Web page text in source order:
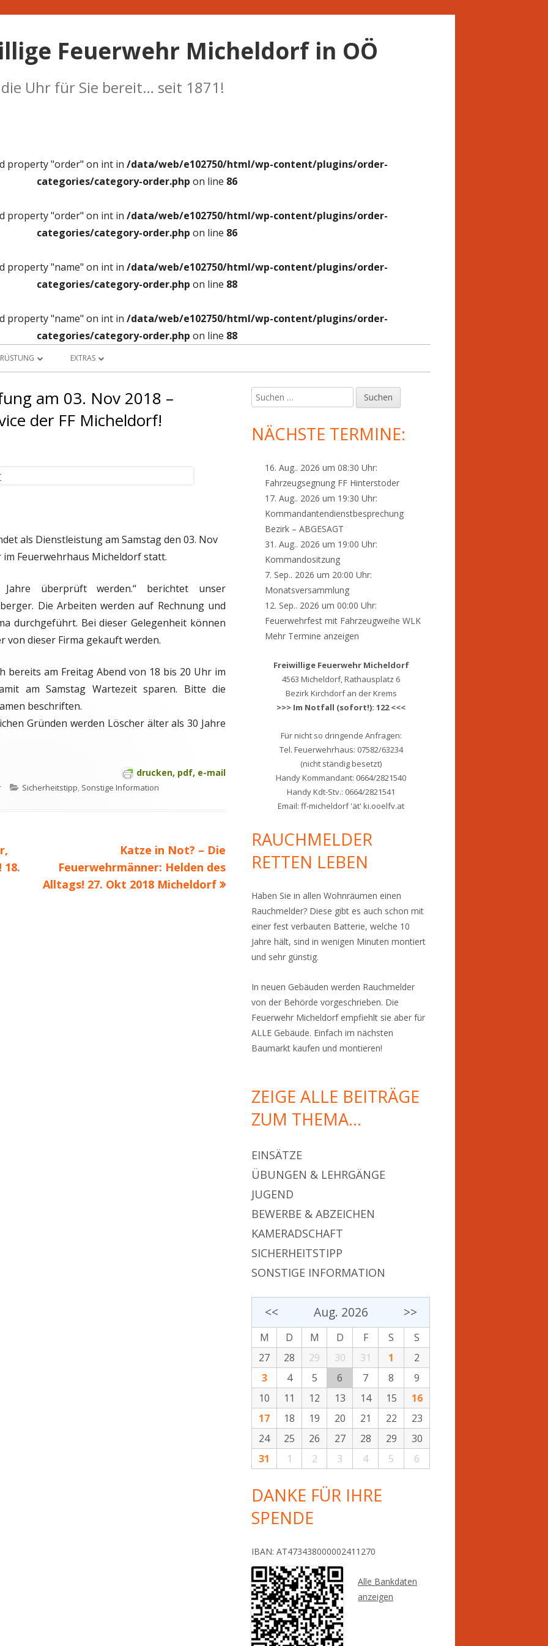
Feuerwehr Micheldorf in OÖ
Uhr für Sie bereit… seit 1871!
property "order" on int in /data/web/e102750/html/wp-content/plugins/order-
categories/category-order.php on line 86
property "order" on int in /data/web/e102750/html/wp-content/plugins/order-
categories/category-order.php on line 86
property "name" on int in /data/web/e102750/html/wp-content/plugins/order-
categories/category-order.php on line 88
property "name" on int in /data/web/e102750/html/wp-content/plugins/order-
categories/category-order.php on line 88
EXTRAS
am 03. Nov 2018 –
der FF Micheldorf!
als Dienstleistung am Samstag den 03. Nov
im Feuerwehrhaus Micheldorf statt.
überprüft werden.“ berichtet unser
Die Arbeiten werden auf Rechnung und
durchgeführt. Bei dieser Gelegenheit können
von dieser Firma gekauft werden.
bereits am Freitag Abend von 18 bis 20 Uhr im
am Samstag Wartezeit sparen. Bitte die
beschriften.
Gründen werden Löscher älter als 30 Jahre
drucken, pdf, e-mail
Kategorien
Sicherheitstipp, Sonstige Information
Nächster
Beitrag
Katze in Not? – Die
Feuerwehrmänner: Helden des
Alltags! 27. Okt 2018 Micheldorf
Haupt-
Seitenleiste
Suchen
nach:
NÄCHSTE TERMINE:
16. Aug.. 2026 um 08:30 Uhr:
Fahrzeugsegnung FF Hinterstoder
17. Aug.. 2026 um 19:30 Uhr:
Kommandantendienstbesprechung
Bezirk – ABGESAGT
31. Aug.. 2026 um 19:00 Uhr:
Kommandositzung
7. Sep.. 2026 um 20:00 Uhr:
Monatsversammlung
12. Sep.. 2026 um 00:00 Uhr:
Feuerwehrfest mit Fahrzeugweihe WLK
Mehr Termine anzeigen
Freiwillige Feuerwehr Micheldorf
4563 Micheldorf, Rathausplatz 6
Bezirk Kirchdorf an der Krems
>>> Im Notfall (sofort!): 122 <<<
Für nicht so dringende Anfragen:
Tel. Feuerwehrhaus: 07582/63234
(nicht ständig besetzt)
Handy Kommandant: 0664/2821540
Handy Kdt-Stv.: 0664/2821541
Email: ff-micheldorf 'ät' ki.ooelfv.at
RAUCHMELDER
RETTEN LEBEN
Haben Sie in allen Wohnräumen einen
Rauchmelder? Diese gibt es auch schon mit
einer fest verbauten Batterie, welche 10
Jahre hält, sind in wenigen Minuten montiert
und sehr günstig.
In neuen Gebäuden werden Rauchmelder
von der Behörde vorgeschrieben. Die
Feuerwehr Micheldorf empfiehlt sie aber für
ALLE Gebäude. Einfach im nächsten
Baumarkt kaufen und montieren!
ZEIGE ALLE BEITRÄGE
ZUM THEMA…
EINSÄTZE
ÜBUNGEN & LEHRGÄNGE
JUGEND
BEWERBE & ABZEICHEN
KAMERADSCHAFT
SICHERHEITSTIPP
SONSTIGE INFORMATION
<< Aug. 2026 >>
M D M D F S
S
27
28 29 30 31 1
2
3
4 5 6 7 8
9
10
11 12 13 14 15
16
17
18 19 20 21 22
23
24
25 26 27 28 29
30
31
1 2 3 4 5 6
DANKE FÜR IHRE
SPENDE
IBAN: AT473438000002411270
Alle Bankdaten
anzeigen